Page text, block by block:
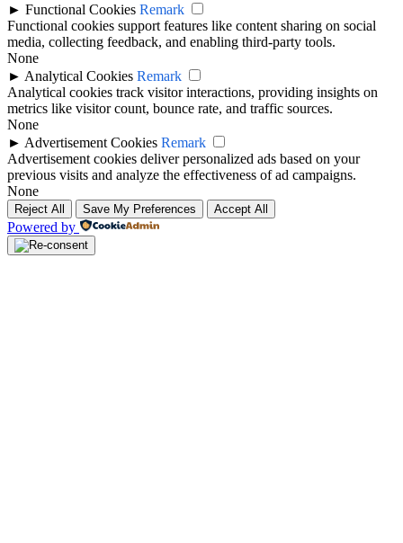
► Functional Cookies Remark
Functional cookies support features like content sharing on social
media, collecting feedback, and enabling third-party tools.
None
► Analytical Cookies Remark
Analytical cookies track visitor interactions, providing insights on
metrics like visitor count, bounce rate, and traffic sources.
None
► Advertisement Cookies Remark
Advertisement cookies deliver personalized ads based on your
previous visits and analyze the effectiveness of ad campaigns.
None
Reject All Save My Preferences Accept All
Powered by